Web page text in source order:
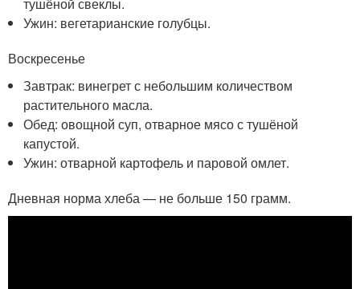
Ужин: вегетарианские голубцы.
Воскресенье
Завтрак: винегрет с небольшим количеством
растительного масла.
Обед: овощной суп, отварное мясо с тушёной
капустой.
Ужин: отварной картофель и паровой омлет.
Дневная норма хлеба — не больше 150 грамм.